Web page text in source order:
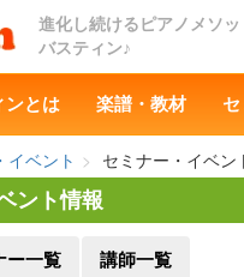
進化し続けるピアノメソッ
バスティン♪
ンとは 楽譜・教材
イベント
セミナー・イベン
ント情報
ー一覧 講師一覧